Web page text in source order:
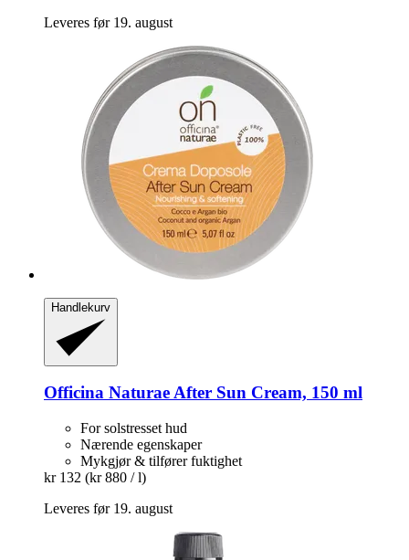
Leveres før 19. august
Handlekurv
Officina NaturaeAfter Sun Cream, 150 ml
For solstresset hud
Nærende egenskaper
Mykgjør & tilfører fuktighet
kr 132 (kr 880 / l)
Leveres før 19. august